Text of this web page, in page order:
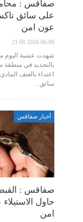
صفاقس :
على سائق
عون امن
2018-06-09 21:08
شهدت عشية اليوم
بالتحديد في منطقة
اعتداء بالعنف
سائق…
أخبار صفاقس
صفاقس :
حاول
امن